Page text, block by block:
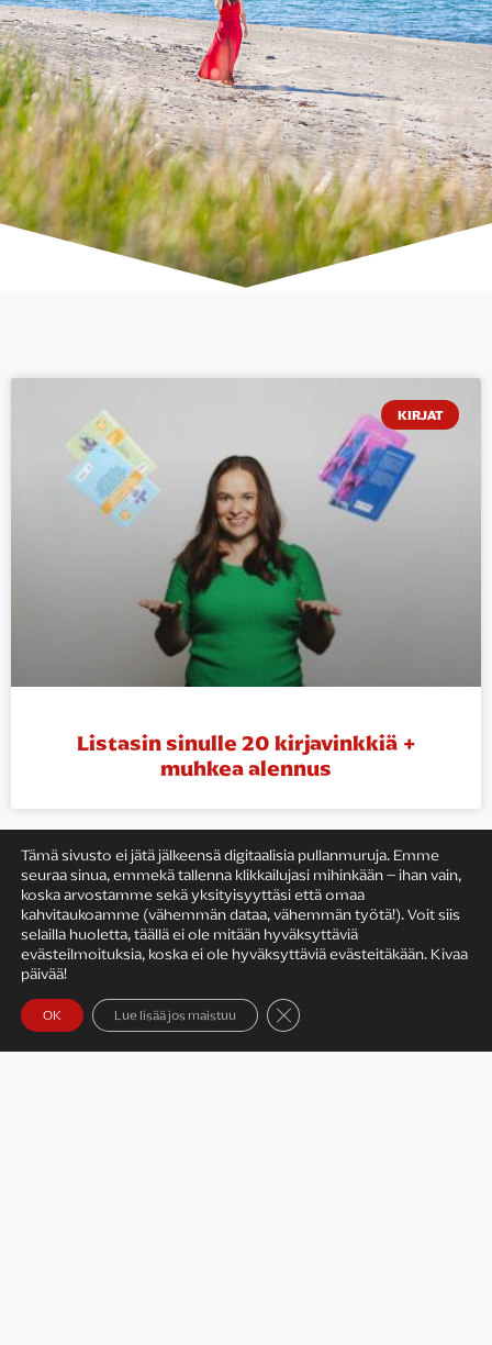
KIRJAT
Listasin sinulle 20 kirjavinkkiä +
muhkea alennus
KIRJAILIJAN TYÖ
Tämä sivusto ei jätä jälkeensä digitaalisia pullanmuruja. Emme
seuraa sinua, emmekä tallenna klikkailujasi mihinkään – ihan vain,
koska arvostamme sekä yksityisyyttäsi että omaa
kahvitaukoamme (vähemmän dataa, vähemmän työtä!). Voit siis
selailla huoletta, täällä ei ole mitään hyväksyttäviä
evästeilmoituksia, koska ei ole hyväksyttäviä evästeitäkään. Kivaa
päivää!
OK Lue lisää jos maistuu Sulje evästebanneri